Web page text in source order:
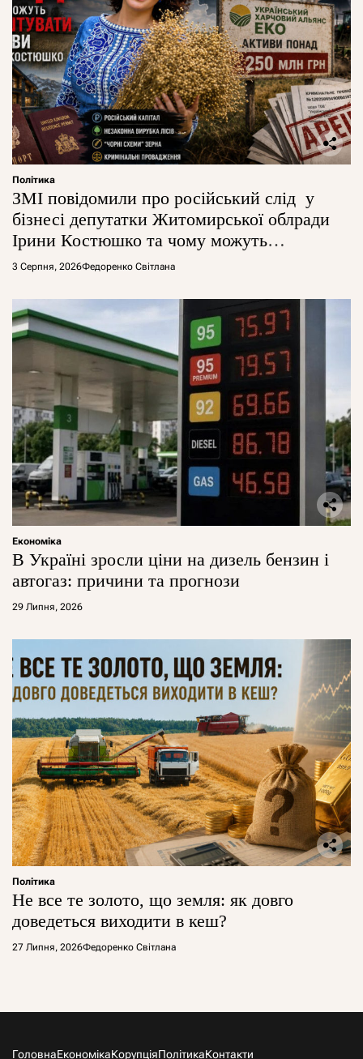
Політика
ЗМІ повідомили про російський слід у
бізнесі депутатки Житомирської облради
Ірини Костюшко та чому можуть
арештувати її активи
3 Серпня, 2026Федоренко Світлана
Економіка
В Україні зросли ціни на дизель бензин і
автогаз: причини та прогнози
29 Липня, 2026
Політика
Не все те золото, що земля: як довго
доведеться виходити в кеш?
27 Липня, 2026Федоренко Світлана
ГоловнаЕкономікаКорупціяПолітикаКонтакти